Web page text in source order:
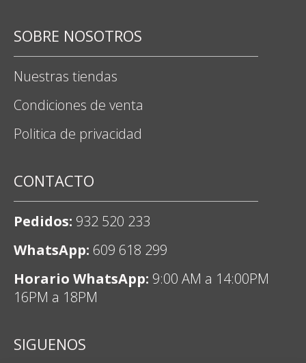
SOBRE NOSOTROS
Nuestras tiendas
Condiciones de venta
Politica de privacidad
CONTACTO
Pedidos: 932 520 233
WhatsApp: 609 618 299
Horario WhatsApp: 9:00 AM a 14:00PM
16PM a 18PM
SIGUENOS